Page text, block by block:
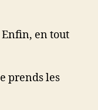
en tout
prends les